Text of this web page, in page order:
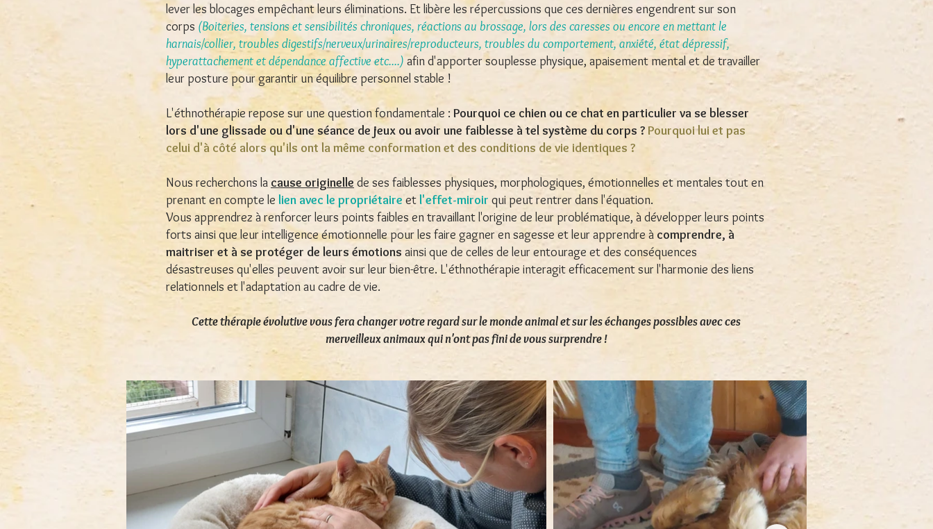
lever les blocages empêchant leurs éliminations. Et libère les répercussions que ces dernières engendrent sur son
corps (Boiteries, tensions et sensibilités chroniques, réactions au brossage, lors des caresses ou encore en mettant le
harnais/collier, troubles digestifs/nerveux/urinaires/reproducteurs, troubles du comportement, anxiété, état dépressif,
hyperattachement et dépendance affective etc....) afin d'apporter souplesse physique, apaisement mental et de travailler
leur posture pour garantir un équilibre personnel stable !
L'éthnothérapie repose sur une question fondamentale : Pourquoi ce chien ou ce chat en particulier va se blesser
lors d'une glissade ou d'une séance de jeux ou avoir une faiblesse à tel système du corps ? Pourquoi lui et pas
celui d'à côté alors qu'ils ont la même conformation et des conditions de vie identiques ?
Nous recherchons la cause originelle de ses faiblesses physiques, morphologiques, émotionnelles et mentales tout en
prenant en compte le lien avec le propriétaire etl'effet-miroir qui peut rentrer dans l'équation.
Vous apprendrez à renforcer leurs points faibles en travaillant l'origine de leur problématique, à développer leurs points
forts ainsi que leur intelligence émotionnelle pour les faire gagner en sagesse et leur apprendre à comprendre, à
maitriser et à se protéger de leurs émotions ainsi que de celles de leur entourage et des conséquences
désastreuses qu'elles peuvent avoir sur leur bien-être. L'éthnothérapie interagit efficacement sur l'harmonie des liens
relationnels et l'adaptation au cadre de vie.
Cette thérapie évolutive vous fera changer votre regard sur le monde animal et sur les échanges possibles avec ces
merveilleux animaux qui n'ont pas fini de vous surprendre !